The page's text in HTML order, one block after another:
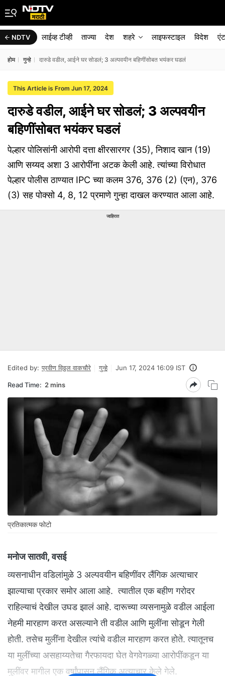
NDTV लाईव्ह टीव्ही ताज्या देश शहरे लाइफस्टाइल विदेश
होम गुन्हे दारुडे वडील, आईने घर सोडलं; 3 अल्पवयीन बहिणींसोबत भयंकर घडलं
This Article is From Jun 17, 2024
दारुडे वडील, आईने घर सोडलं; 3 अल्पवयीन
बहिणींसोबत भयंकर घडलं
पेल्हार पोलिसांनी आरोपी दत्ता क्षीरसारगर (35), निशाद खान (19)
आणि सय्यद अशा 3 आरोपींना अटक केली आहे. त्यांच्या विरोधात
पेल्हार पोलीस ठाण्यात IPC च्या कलम 376, 376 (2) (एन), 376
(3) सह पोक्सो 4, 8, 12 प्रमाणे गुन्हा दाखल करण्यात आला आहे.
जाहिरात
Edited by: प्रवीण विठ्ठल वाकचौरे गुन्हे Jun 17, 2024 16:09 IST
Read Time: 2 mins
प्रतिकात्मक फोटो
मनोज सातवी, वसई
व्यसनाधीन वडिलांमुळे 3 अल्पवयीन बहिणींवर लैंगिक अत्याचार
झाल्याचा प्रकार समोर आला आहे. त्यातील एक बहीण गरोदर
राहिल्याचं देखील उघड झालं आहे. दारूच्या व्यसनामुळे वडील आईला
नेहमी मारहाण करत असल्याने ती वडील आणि मुलींना सोडून गेली
होती. तसेच मुलींना देखील त्यांचे वडील मारहाण करत होते. त्यातूनच
या मुलींच्या असहाय्यतेचा गैरफायदा घेत वेगवेगळ्या आरोपींकडून या
मुलींवर मागील एक वर्षांपासून लैंगिक अत्याचार केले गेले.